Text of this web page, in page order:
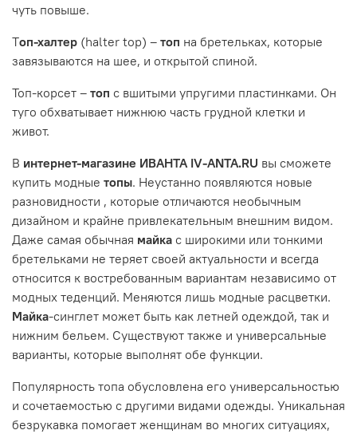
чуть повыше.
Топ-халтер (halter top) – топ на бретельках, которые
завязываются на шее, и открытой спиной.
Топ-корсет – топ с вшитыми упругими пластинками. Он
туго обхватывает нижнюю часть грудной клетки и
живот.
В интернет-магазине ИВАНТА IV-ANTA.RU вы сможете
купить модные топы. Неустанно появляются новые
разновидности , которые отличаются необычным
дизайном и крайне привлекательным внешним видом.
Даже самая обычная майка с широкими или тонкими
бретельками не теряет своей актуальности и всегда
относится к востребованным вариантам независимо от
модных теденций. Меняются лишь модные расцветки.
Майка-синглет может быть как летней одеждой, так и
нижним бельем. Существуют также и универсальные
варианты, которые выполнят обе функции.
Популярность топа обусловлена его универсальностью
и сочетаемостью с другими видами одежды. Уникальная
безрукавка помогает женщинам во многих ситуациях,